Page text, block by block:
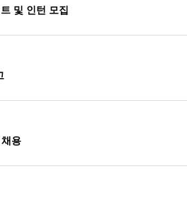
및 인턴 모집
용